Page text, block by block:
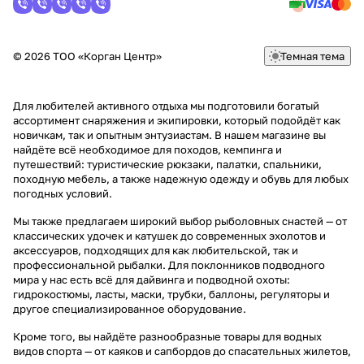
© 2026 ТОО «Корган Центр» Темная тема
Для любителей активного отдыха мы подготовили богатый
ассортимент снаряжения и экипировки, который подойдёт как
новичкам, так и опытным энтузиастам. В нашем магазине вы
найдёте всё необходимое для походов, кемпинга и
путешествий: туристические рюкзаки, палатки, спальники,
походную мебель, а также надежную одежду и обувь для любых
погодных условий.
Мы также предлагаем широкий выбор рыболовных снастей — от
классических удочек и катушек до современных эхолотов и
аксессуаров, подходящих для как любительской, так и
профессиональной рыбалки. Для поклонников подводного
мира у нас есть всё для дайвинга и подводной охоты:
гидрокостюмы, ласты, маски, трубки, баллоны, регуляторы и
другое специализированное оборудование.
Кроме того, вы найдёте разнообразные товары для водных
видов спорта — от каяков и сапбордов до спасательных жилетов,